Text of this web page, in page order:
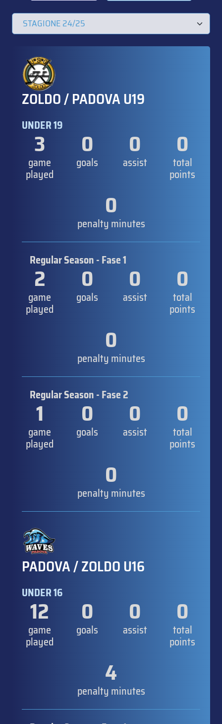
ZOLDO / PADOVA U19
UNDER 19
3
game
played
0
goals
0
assist
0
total
points
0
penalty minutes
Regular Season - Fase 1
2
game
played
0
goals
0
assist
0
total
points
0
penalty minutes
Regular Season - Fase 2
1
game
played
0
goals
0
assist
0
total
points
0
penalty minutes
PADOVA / ZOLDO U16
UNDER 16
12
game
played
0
goals
0
assist
0
total
points
4
penalty minutes